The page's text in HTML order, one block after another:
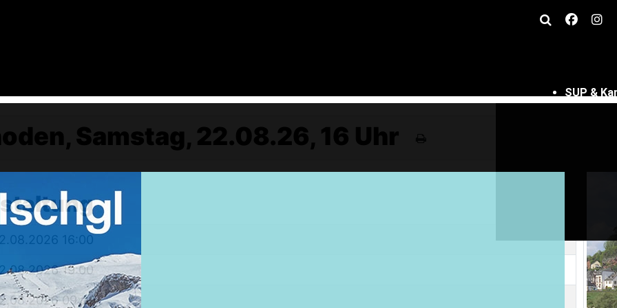
Weekendtrips
Ischgl: Closing 4 Tagestour
Ski & Snowboardservice
Infos Service
Service buchen
SUP &
Samstag, 22.08.26, 16 Uhr
16:00
19:00
09:00